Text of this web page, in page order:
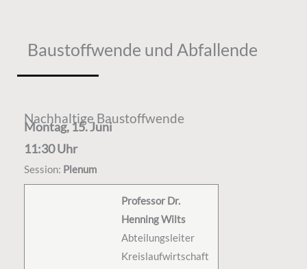
Baustoffwende und Abfallende
Nachhaltige Baustoffwende
Professor Dr.
Henning Wilts
Abteilungsleiter
Kreislaufwirtschaft
Montag, 15. Juni
11:30 Uhr
Session: Plenum